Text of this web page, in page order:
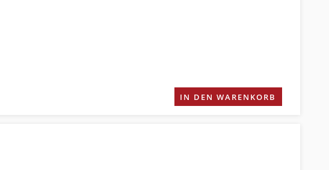
IN DEN WARENKORB